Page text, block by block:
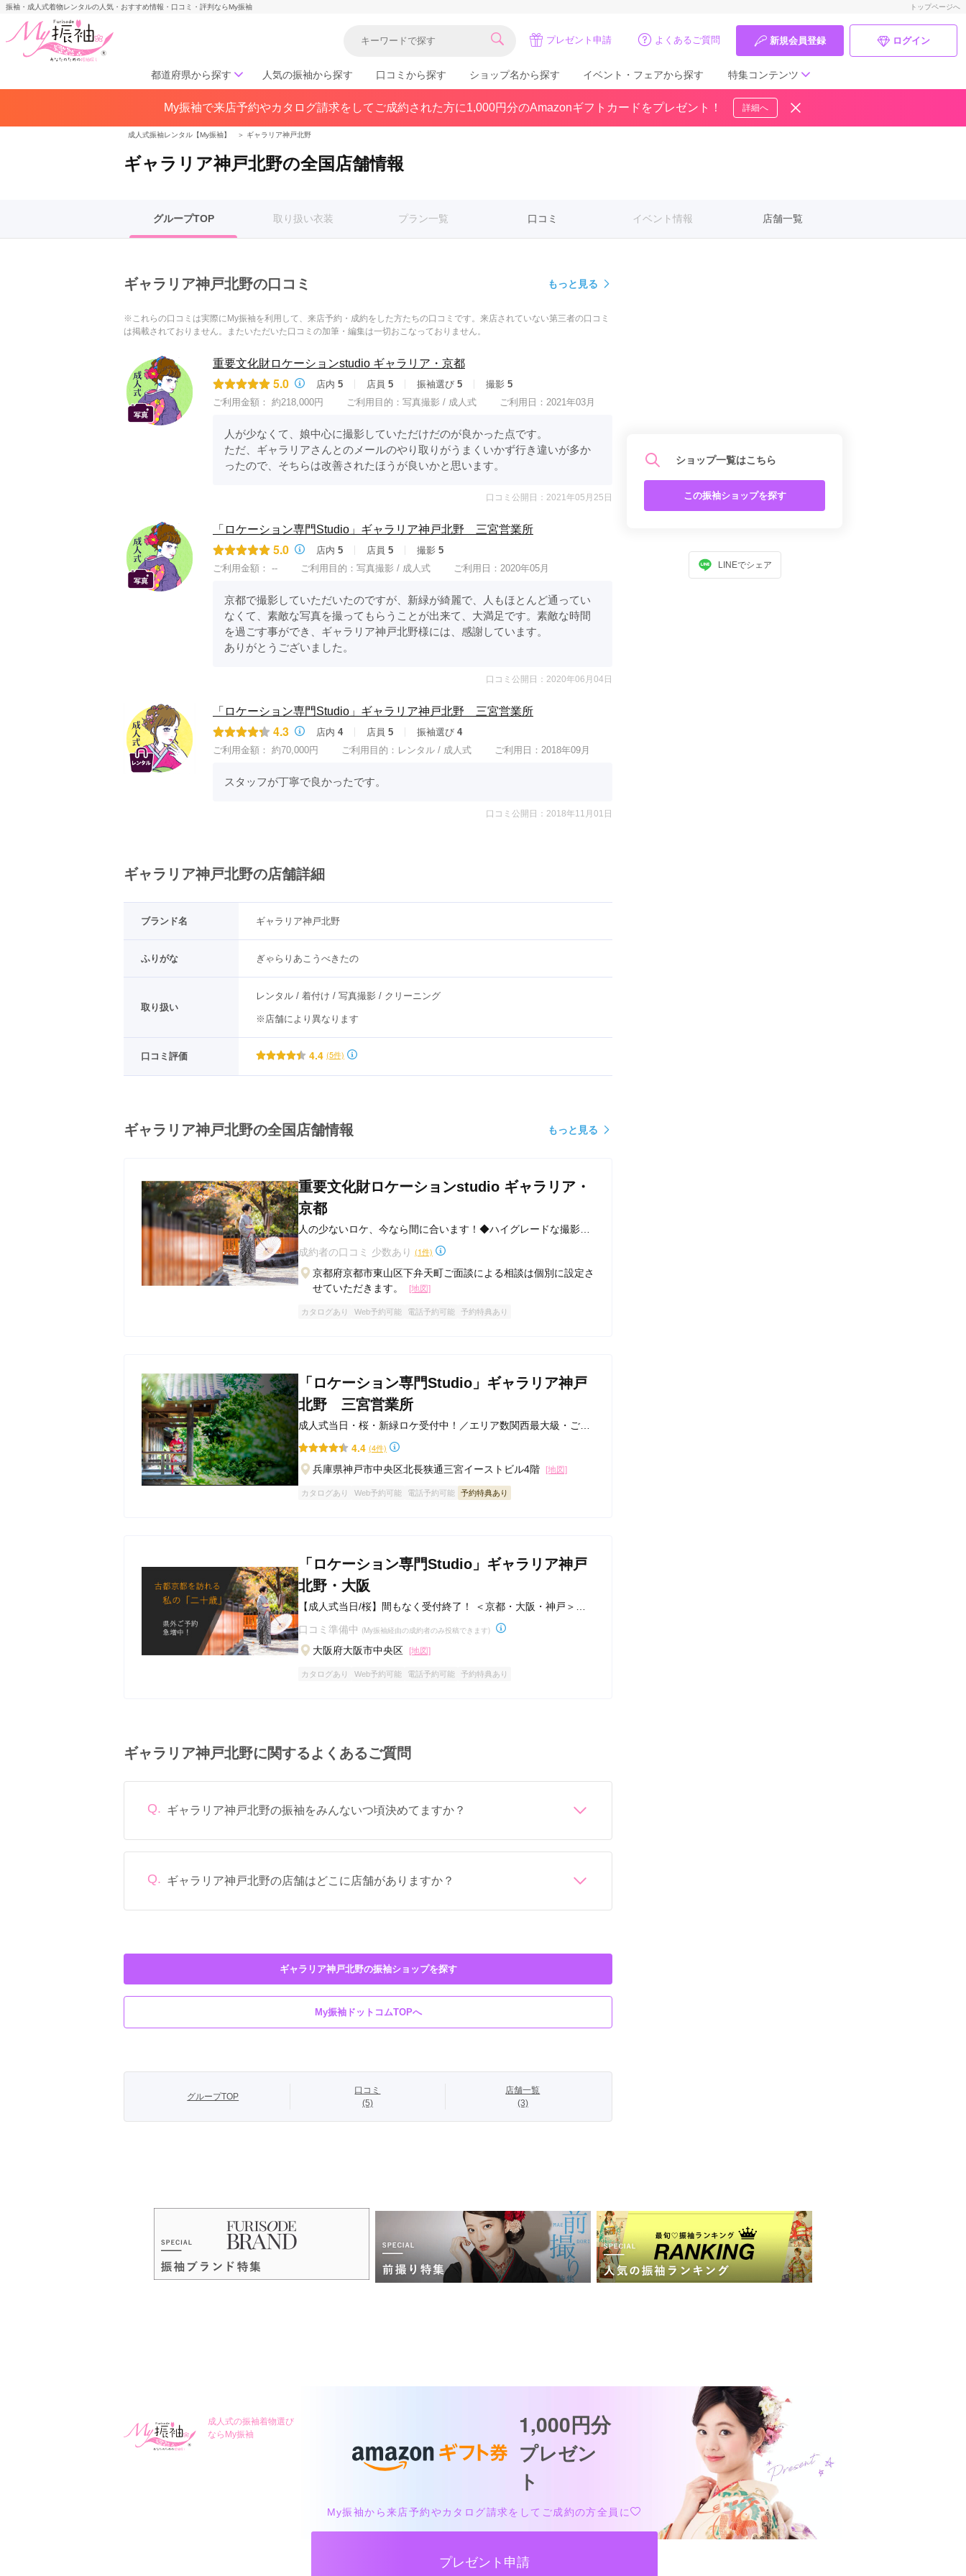
振袖・成人式着物レンタルの人気・おすすめ情報・口コミ・評判ならMy振袖 トップページへ
プレゼント申請 よくあるご質問 新規会員登録 ログイン
都道府県から探す
北海道／東北
北海道(141) 青森県(41)
岩手県(30)
福島県(60)
関東
東京都(383)
千葉県(183)
茨城県(93)
愛知県(285)
静岡県(148)
岐阜県(85)
三重県(76)
長野県(80)
石川県(57) 富山県(37)
大阪府(307)
兵庫県(195)
京都府(134)
滋賀県(55)
奈良県(52)
和歌山県(36)
広島県(87) 岡山県(69)
鳥取県(29)
島根県(26)
山口県(60)
四国
香川県(44)
九州／沖縄
佐賀県(25)
大分県(36)
宮崎県(41)
鹿児島県(31)
沖縄県(40)
人気の振袖から探す 口コミから探す ショップ名から探す イベント・フェアから探す 特集コンテンツ
成人式レポート
My振袖で来店予約やカタログ請求をしてご成約された方に1,000円分のAmazonギフトカードをプレゼント！ 詳細へ
成人式振袖レンタル【My振袖】 ＞ ギャラリア神戸北野
ギャラリア神戸北野の全国店舗情報
グループTOP 取り扱い衣装 プラン一覧 口コミ イベント情報 店舗一覧
ギャラリア神戸北野の口コミ もっと見る
※これらの口コミは実際にMy振袖を利用して、来店予約・成約をした方たちの口コミです。来店されていない第三者の口コミ
は掲載されておりません。またいただいた口コミの加筆・編集は一切おこなっておりません。
重要文化財ロケーションstudio ギャラリア・京都
5.0 店内 5 店員 5 振袖選び 5 撮影 5
ご利用金額： 約218,000円 ご利用目的： 写真撮影 / 成人式 ご利用日：2021年03月
人が少なくて、娘中心に撮影していただけだのが良かった点です。
ただ、ギャラリアさんとのメールのやり取りがうまくいかず行き違いが多か
ったので、そちらは改善されたほうが良いかと思います。
口コミ公開日：2021年05月25日
「ロケーション専門Studio」ギャラリア神戸北野 三宮営業所
5.0 店内 5 店員 5 撮影 5
ご利用金額： -- ご利用目的： 写真撮影 / 成人式 ご利用日：2020年05月
京都で撮影していただいたのですが、新緑が綺麗で、人もほとんど通ってい
なくて、素敵な写真を撮ってもらうことが出来て、大満足です。素敵な時間
を過ごす事ができ、ギャラリア神戸北野様には、感謝しています。
ありがとうございました。
口コミ公開日：2020年06月04日
「ロケーション専門Studio」ギャラリア神戸北野 三宮営業所
4.3 店内 4 店員 5 振袖選び 4
ご利用金額： 約70,000円 ご利用目的： レンタル / 成人式 ご利用日：2018年09月
スタッフが丁寧で良かったです。
口コミ公開日：2018年11月01日
ギャラリア神戸北野の店舗詳細
ブランド名 ギャラリア神戸北野
ふりがな ぎゃらりあこうべきたの
取り扱い
レンタル / 着付け / 写真撮影 / クリーニング
※店舗により異なります
口コミ評価 4.4 (5件)
ギャラリア神戸北野の全国店舗情報 もっと見る
重要文化財ロケーションstudio ギャラリア・
京都
人の少ないロケ、今なら間に合います！◆ハイグレードな撮影
地・カメラマン・ヘアメイクアーティスト
成約者の口コミ 少数あり (1件)
京都府京都市東山区下弁天町ご面談による相談は個別に設定さ
せていただきます。
[地図]
カタログあり Web予約可能 電話予約可能 予約特典あり
「ロケーション専門Studio」ギャラリア神戸
北野 三宮営業所
成人式当日・桜・新緑ロケ受付中！／エリア数関西最大級・ご希
望を叶えるカスタマイズ
4.4 (4件)
兵庫県神戸市中央区北長狭通三宮イーストビル4階
[地図]
カタログあり Web予約可能 電話予約可能 予約特典あり
「ロケーション専門Studio」ギャラリア神戸
北野・大阪
【成人式当日/桜】間もなく受付終了！ ＜京都・大阪・神戸＞歴
史的な町並みで四季折々の贅沢フォト
口コミ準備中 (My振袖経由の成約者のみ投稿できます)
大阪府大阪市中央区 [地図]
カタログあり Web予約可能 電話予約可能 予約特典あり
ギャラリア神戸北野に関するよくあるご質問
Q. ギャラリア神戸北野の振袖をみんないつ頃決めてますか？
Q. ギャラリア神戸北野の店舗はどこに店舗がありますか？
大阪府大阪市
ギャラリア神戸北野の振袖ショップを探す
My振袖ドットコムTOPへ
グループTOP
口コミ
(5)
店舗一覧
(3)
ショップ一覧はこちら
この振袖ショップを探す
LINEでシェア
成人式の振袖着物選び
ならMy振袖
1,000円分
プレゼン
ト
My振袖から来店予約やカタログ請求をして ご成約の方全員に
プレゼント申請